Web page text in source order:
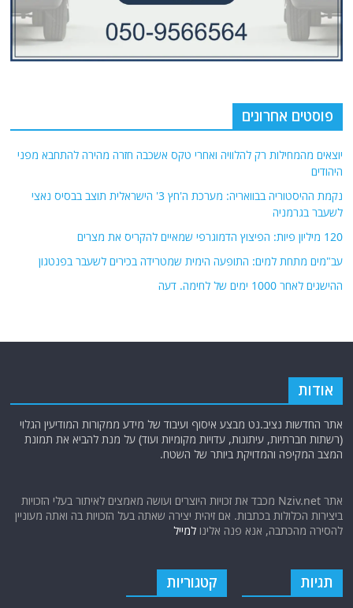
פוסטים אחרונים
יוצאים מהמחילות רק להלוויה ואחרי טקס אשכבה חזרה מהירה להתחבא מפני
היהודים
נקמת ההיסטוריה בבוואריה: מערכת ה'חץ 3' הישראלית תוצב בבסיס נאצי
לשעבר בגרמניה
120 מיליון פיות: הפיצוץ הדמוגרפי שמאיים להקריס את מצרים
עב"מים מתחת למים: התופעה הימית שמטרידה בכירים לשעבר בפנטגון
ההישגים לאחר 1000 ימים של לחימה. דעה
אודות
אתר החדשות נציב.נט מבצע איסוף ועיבוד של מידע ממקורות המודיעין הגלוי
(רשתות חברתיות, עיתונות, עדויות מקומיות ועוד) על מנת להביא את תמונת
המצב המקיפה והמדויקת ביותר של השטח.
אתר Nziv.net מכבד את זכויות היוצרים ועושה מאמצים לאיתור בעלי הזכויות
ביצירות הכלולות בכתבות. אם זיהית יצירה שאתה בעל הזכויות בה ואתה מעוניין
להסירה מהכתבה, אנא פנה אלינולמייל
תגיות קטגוריות